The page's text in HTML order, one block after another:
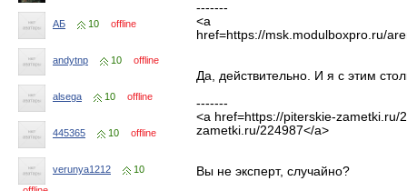
АБ 10 offline
andytnp 10 offline
alsega 10 offline
445365 10 offline
verunya1212
10
-------
<a
href=https://msk.modulboxpro.ru/
Да, действительно. И я с этим
-------
<a href=https://piterskie-zametki.ru/
zametki.ru/224987</a>
Вы не эксперт, случайно?